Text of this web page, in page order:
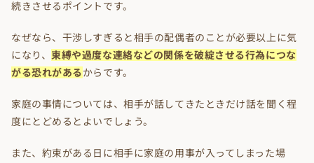
続きさせるポイントです。
なぜなら、干渉しすぎると相手の配偶者のことが必要以上に気
になり、 束縛や過度な連絡などの関係を破綻させる行為につな
がる恐れがあるからです。
家庭の事情については、相手が話してきたときだけ話を聞く程
度にとどめるとよいでしょう。
また、約束がある日に相手に家庭の用事が入ってしまった場